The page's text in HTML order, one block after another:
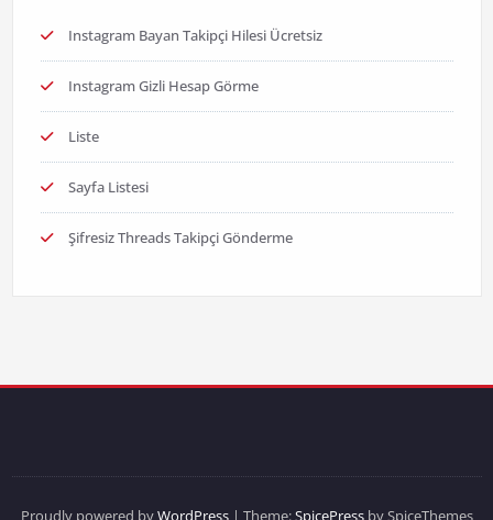
Instagram Bayan Takipçi Hilesi Ücretsiz
Instagram Gizli Hesap Görme
Liste
Sayfa Listesi
Şifresiz Threads Takipçi Gönderme
Proudly powered byWordPress| Theme:SpicePressby SpiceThemes